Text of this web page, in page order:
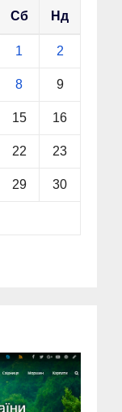
Сб Нд
1 2
8 9
15 16
22 23
29 30